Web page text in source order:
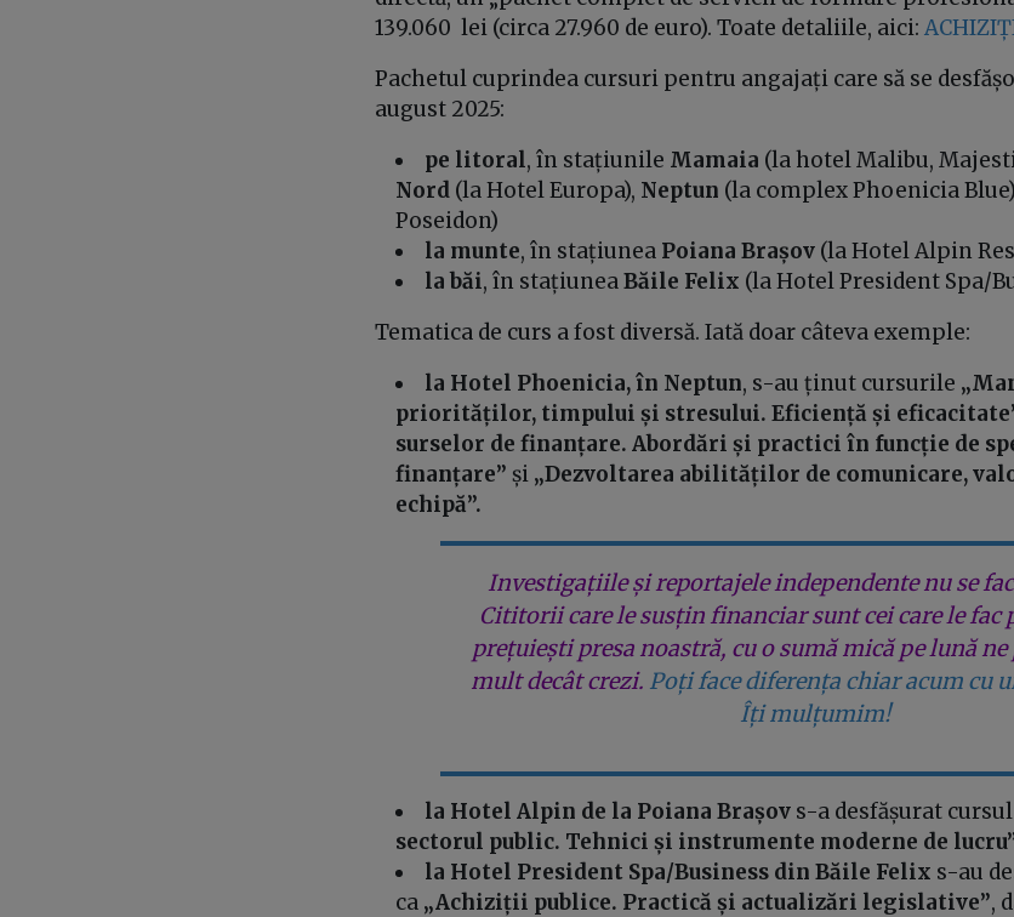
139.060 lei (circa 27.960 de euro). Toate detaliile, aici:
Pachetul cuprindea cursuri pentru angajați care să se
august 2025:
pe litoral, în stațiunile Mamaia (la hotel Malibu,
Nord (la Hotel Europa), Neptun (la complex Phoenicia
Poseidon)
la munte, în stațiunea Poiana Brașov (la Hotel Alpin
la băi, în stațiuneaBăile Felix (la Hotel President Spa/
Tematica de curs a fost diversă. Iată doar câteva exemple:
la Hotel Phoenicia, în Neptun, s-au ținut cursurile
priorităților, timpului și stresului. Eficiență și
surselor de finanțare. Abordări și practici în funcție de
finanțare” și „Dezvoltarea abilităților de comunicare,
echipă”.
Investigațiile și reportajele independente nu se
Cititorii care le susțin financiar sunt cei care le fac
prețuiești presa noastră, cu o sumă mică pe lună
mult decât crezi. Poți face diferența chiar acum cu
Îți mulțumim!
la Hotel Alpin de la Poiana Brașov s-a desfășurat cursul
sectorul public. Tehnici și instrumente moderne de
la Hotel President Spa/Business din Băile Felix s-au
ca „Achiziții publice. Practică și actualizări legislative”,